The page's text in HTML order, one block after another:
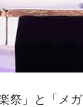
祭」と「メ